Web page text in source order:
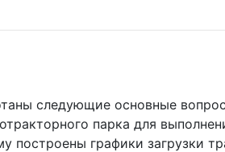
следующие основные
парка для
построены графики загрузки